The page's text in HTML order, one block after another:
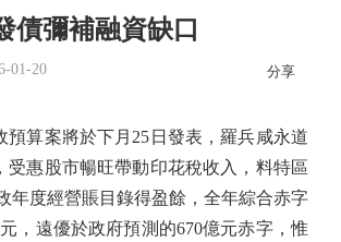
債彌補融資缺口
01-20 分享
算案將於下月25日發表，羅兵咸永道
受惠股市暢旺帶動印花稅收入，料特區
年度經營賬目錄得盈餘，全年綜合赤字
，遠優於政府預測的670億元赤字，惟